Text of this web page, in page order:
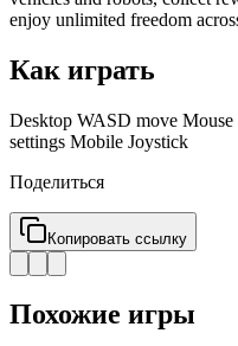
enjoy unlimited freedom
Как играть
Desktop WASD move
settings Mobile Joystick
Поделиться
Копировать ссылку
Похожие игры